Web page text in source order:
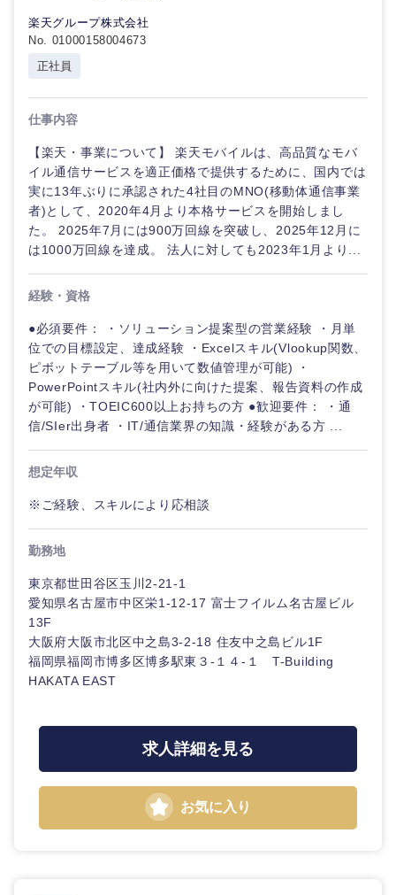
楽天グループ株式会社
No. 01000158004673
正社員
仕事内容
【楽天・事業について】 楽天モバイルは、高品質なモバ
イル通信サービスを適正価格で提供するために、国内では
実に13年ぶりに承認された4社目のMNO(移動体通信事業
者)として、2020年4月より本格サービスを開始しまし
た。 2025年7月には900万回線を突破し、2025年12月に
は1000万回線を達成。 法人に対しても2023年1月より...
経験・資格
●必須要件： ・ソリューション提案型の営業経験 ・月単
位での目標設定、達成経験 ・Excelスキル(Vlookup関数、
ピボットテーブル等を用いて数値管理が可能) ・
PowerPointスキル(社内外に向けた提案、報告資料の作成
が可能) ・TOEIC600以上お持ちの方 ●歓迎要件： ・通
信/SIer出身者 ・IT/通信業界の知識・経験がある方 ...
想定年収
※ご経験、スキルにより応相談
勤務地
東京都世田谷区玉川2-21-1
愛知県名古屋市中区栄1-12-17 富士フイルム名古屋ビル
13F
大阪府大阪市北区中之島3-2-18 住友中之島ビル1F
福岡県福岡市博多区博多駅東３-１４-１ T-Building
HAKATA EAST
求人詳細を見る
お気に入り